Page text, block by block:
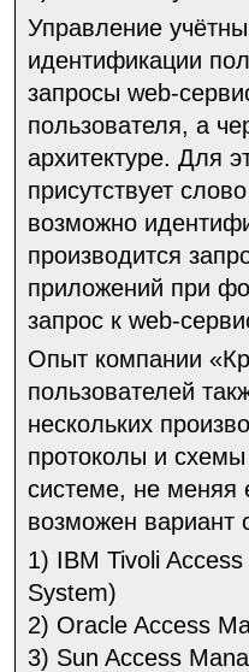
Управление
идентификации
запросы web-
пользователя, а
архитектуре. Для
присутствует
возможно
производится
приложений при
запрос к web-
Опыт компании
пользователей
нескольких
протоколы и
системе, не меняя
возможен вариант
1) IBM Tivoli
System)
2) Oracle Access
3) Sun Access